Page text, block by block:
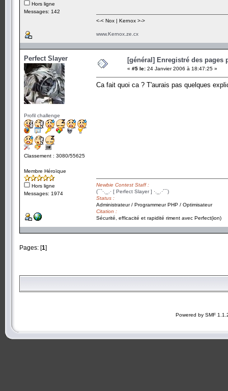
Hors ligne
Messages: 142
<-< Nox | Kernox >->
www.Kernox.ze.cx
Perfect Slayer
Profil challenge
Classement : 3080/55625
Membre Héroïque
Hors ligne
Messages: 1974
[général] Enregistré des pages
« #5 le: 24 Janvier 2006 à 18:47:25 »
Ca fait quoi ca ? T'aurais pas quelques
Newbie Contest Staff :
(¯`·._.· [ Perfect Slayer ] ·._.·´¯)
Status :
Administrateur / Programmeur PHP / Optimisateur
Citation :
Sécurité, efficacité et rapidité riment avec Perfect(ion)
Pages: [1]
Powered by SMF